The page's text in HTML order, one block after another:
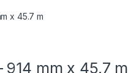
x 45.7 m
914 mm x 45.7 m